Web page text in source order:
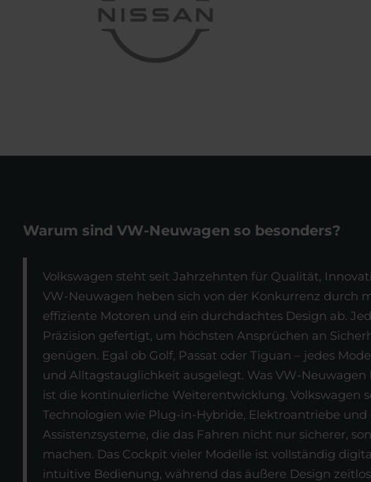
Warum sind VW-Neuwagen so besonders?
Volkswagen steht seit Jahrzehnten für Qualität,
VW-Neuwagen heben sich von der Konkurrenz durch
effiziente Motoren und ein durchdachtes Design ab.
Präzision gefertigt, um höchsten Ansprüchen an
genügen. Egal ob Golf, Passat oder Tiguan – jedes
und Alltagstauglichkeit ausgelegt. Was VW-Neuwagen
ist die kontinuierliche Weiterentwicklung. Volkswagen
Technologien wie Plug-in-Hybride, Elektroantriebe und
Assistenzsysteme, die das Fahren nicht nur sicherer,
machen. Das Cockpit vieler Modelle ist vollständig
intuitive Bedienung, während das äußere Design